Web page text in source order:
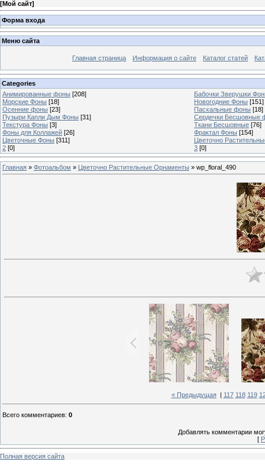
[Мой сайт]
Форма входа
Меню сайта
Главная страница Информация о сайте Каталог статей
Categories
Анимированные фоны [208]
Бабочки Зверушки
Морские Фоны [18] Новогодние Фоны [151]
Осенние фоны [23] Пасхальные фоны [18]
Пузыри Капли Дым Фоны [31]
Сердечки Бесшовные
Текстура Фоны [3] Ткани Бесшовные [76]
Фоны для Коллажей [26] Фрактал Фоны [154]
Цветочные Фоны [311]
Цветочно
2 [0] 3 [0]
Главная » Фотоальбом » Цветочно Растительные Орнаменты » wp_floral_490
« Предыдущая| 117 118 119
Всего комментариев: 0
Добавлять комментарии
[
Полная версия сайта